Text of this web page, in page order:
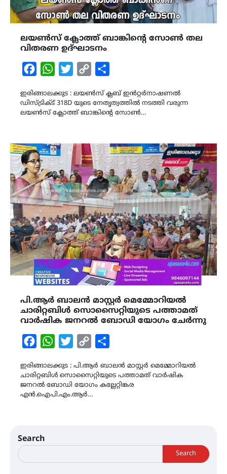
ലയൺസ് ക്ലോത്ത് ബാങ്കിൻ്റെ സോൺ തല
വിതരണ ഉദ്ഘാടനം
FacebookWhatsAppTwitterCopy
ഇരിങ്ങാലക്കുട : ലയൺസ് ക്ലബ് ഇൻറ്റർനാഷണൽ
ഡിസ്ട്രിക്ട് 318D യുടെ നേതൃത്വത്തിൽ നടത്തി വരുന്ന
ലയൺസ് ക്ലോത്ത് ബാങ്കിൻ്റെ സോൺ…
പി.ആർ ബാലൻ മാസ്റ്റർ മെമ്മോറിയൽ
ചാരിറ്റബിൾ സൊസൈറ്റിയുടെ പത്താമത്
വാർഷിക ജനറൽ ബോഡി യോഗം ചേർന്നു
FacebookWhatsAppTwitterCopy
ഇരിങ്ങാലക്കുട : പി.ആർ ബാലൻ മാസ്റ്റർ മെമ്മോറിയൽ
ചാരിറ്റബിൾ സൊസൈറ്റിയുടെ പത്താമത് വാർഷിക
ജനറൽ ബോഡി യോഗം കല്ലേറ്റിങ്കര
എൻ.ഐപി.എം.ആർ…
Search
Search